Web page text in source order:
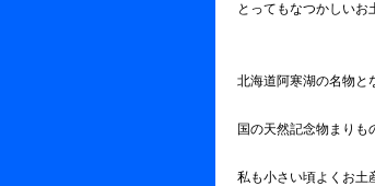
とってもなつかしいお
北海道阿寒湖の名物と
国の天然記念物まりも
私も小さい頃よくお